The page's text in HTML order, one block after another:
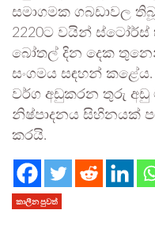
සමාගමක ගබඩාවල
2220ට වයින් ස්ටෝර්ස්
බෝතල් දින දෙක
සංගමය සඳහන් කළේය.
වර්ග අඩුකරන තුරු
නිෂ්පාදනය සිහිනයක්
කරයි.
කාලීන පුවත්